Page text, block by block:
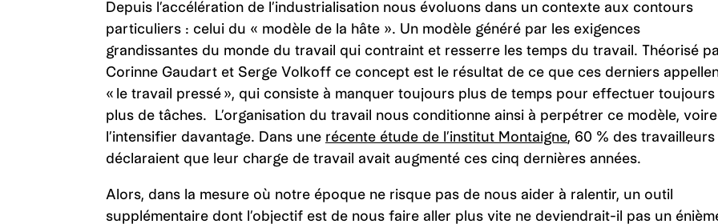
Depuis l’accélération de l’industrialisation nous évoluons dans un contexte aux contours
particuliers : celui du « modèle de la hâte ». Un modèle généré par les exigences
grandissantes du monde du travail qui contraint et resserre les temps du travail. Théorisé
Corinne Gaudart et Serge Volkoff ce concept est le résultat de ce que ces derniers
« le travail pressé », qui consiste à manquer toujours plus de temps pour effectuer toujours
plus de tâches. L’organisation du travail nous conditionne ainsi à perpétrer ce modèle,
l’intensifier davantage. Dans une récente étude de l’institut Montaigne, 60 % des travailleurs
déclaraient que leur charge de travail avait augmenté ces cinq dernières années.
Alors, dans la mesure où notre époque ne risque pas de nous aider à ralentir, un outil
supplémentaire dont l’objectif est de nous faire aller plus vite ne deviendrait-il pas un